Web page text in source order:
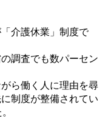
介護休業」制度で
調査でも数パーセン
ら働く人に理由を尋
制度が整備されてい